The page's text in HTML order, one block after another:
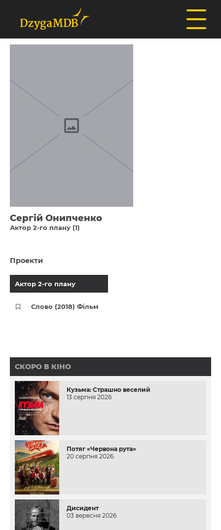
Сергій Онипченко
Актор 2-го плану (1)
Проекти
Актор 2-го плану
Слово (2018) Фільм
СКОРО В КІНО
Кузьма: Страшно веселий
13 серпня 2026
Потяг «Червона рута»
20 серпня 2026
Дисидент
03 вересня 2026